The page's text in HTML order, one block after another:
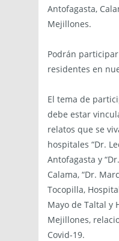
Antofagasta,
Mejillones.
Podrán
residentes en
El tema de
debe estar
relatos que se
hospitales “Dr.
Antofagasta y
Calama, “Dr.
Tocopilla,
Mayo de Taltal y
Mejillones,
Covid-19.